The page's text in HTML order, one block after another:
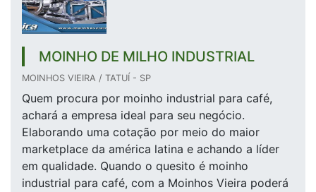
MOINHO DE MILHO INDUSTRIAL
MOINHOS VIEIRA / TATUÍ - SP
Quem procura por moinho industrial para café,
achará a empresa ideal para seu negócio.
Elaborando uma cotação por meio do maior
marketplace da américa latina e achando a líder
em qualidade. Quando o quesito é moinho
industrial para café, com a Moinhos Vieira poderá